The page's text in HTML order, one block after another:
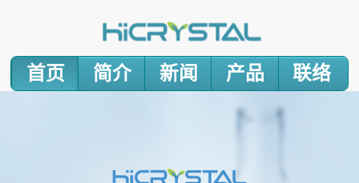
首页 简介 新闻 产品 联络